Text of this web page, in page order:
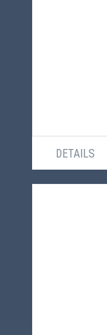
DETAILS